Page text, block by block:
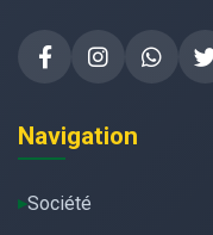
Navigation
Société